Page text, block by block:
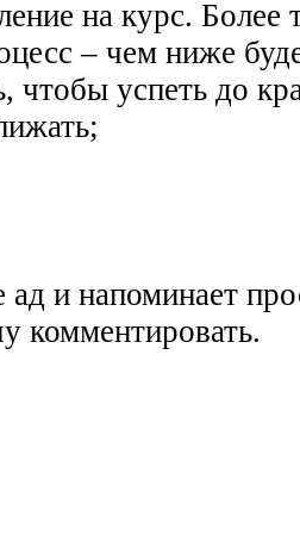
на курс. Более
– чем ниже
чтобы успеть до
и напоминает
комментировать.